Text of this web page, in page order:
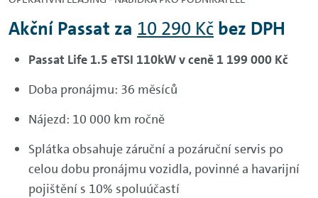
Akční Passat za 10 290 Kč bez DPH
Passat Life 1.5 eTSI 110kW v ceně 1 199 000 Kč
Doba pronájmu: 36 měsíců
Nájezd: 10 000 km ročně
Splátka obsahuje záruční a pozáruční servis po
celou dobu pronájmu vozidla, povinné a havarijní
pojištění s 10% spoluúčastí